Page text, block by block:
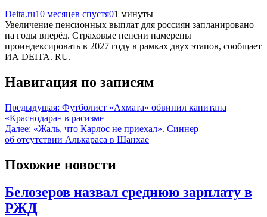
Deita.ru10 месяцев спустя01 минуты
Увеличение пенсионных выплат для россиян запланировано
на годы вперёд. Страховые пенсии намерены
проиндексировать в 2027 году в рамках двух этапов, сообщает
ИА DEITA. RU.
Навигация по записям
Предыдущая: Футболист «Ахмата» обвинил капитана
«Краснодара» в расизме
Далее: «Жаль, что Карлос не приехал». Синнер —
об отсутствии Алькараса в Шанхае
Похожие новости
Белозеров назвал среднюю зарплату в
РЖД